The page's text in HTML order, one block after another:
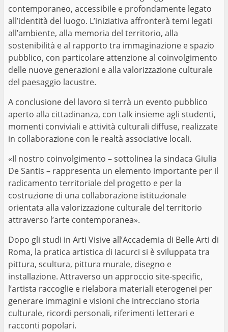
contemporaneo, accessibile e profondamente legato
all’identità del luogo. L’iniziativa affronterà temi legati
all’ambiente, alla memoria del territorio, alla
sostenibilità e al rapporto tra immaginazione e spazio
pubblico, con particolare attenzione al coinvolgimento
delle nuove generazioni e alla valorizzazione culturale
del paesaggio lacustre.
A conclusione del lavoro si terrà un evento pubblico
aperto alla cittadinanza, con talk insieme agli studenti,
momenti conviviali e attività culturali diffuse, realizzate
in collaborazione con le realtà associative locali.
«Il nostro coinvolgimento – sottolinea la sindaca Giulia
De Santis – rappresenta un elemento importante per il
radicamento territoriale del progetto e per la
costruzione di una collaborazione istituzionale
orientata alla valorizzazione culturale del territorio
attraverso l’arte contemporanea».
Dopo gli studi in Arti Visive all’Accademia di Belle Arti di
Roma, la pratica artistica di Iacurci si è sviluppata tra
pittura, scultura, pittura murale, disegno e
installazione. Attraverso un approccio site-specific,
l’artista raccoglie e rielabora materiali eterogenei per
generare immagini e visioni che intrecciano storia
culturale, ricordi personali, riferimenti letterari e
racconti popolari.